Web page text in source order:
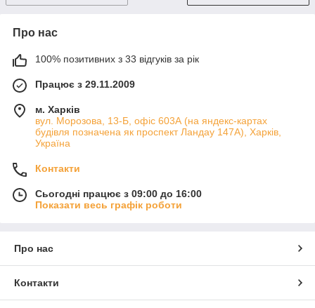
Про нас
100% позитивних з 33 відгуків за рік
Працює з 29.11.2009
м. Харків
вул. Морозова, 13-Б, офіс 603А (на яндекс-картах
будівля позначена як проспект Ландау 147А), Харків,
Україна
Контакти
Сьогодні працює з 09:00 до 16:00
Показати весь графік роботи
Про нас
Контакти